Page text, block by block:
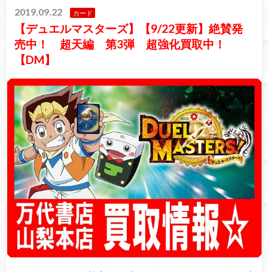
2019.09.22 カード
【デュエルマスターズ】【9/22更新】絶賛発
売中！ 超天編 第3弾 超強化買取中！
【DM】